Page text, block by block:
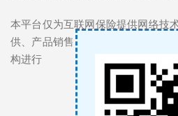
本平台仅为互联网保险提供网络技
供、产品销售、收取保费等行为，
构进行